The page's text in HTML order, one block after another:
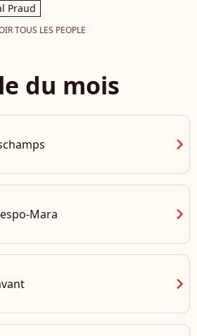
Praud
TOUS LES PEOPLE
du mois
chevron_right
Mara chevron_right
chevron_right